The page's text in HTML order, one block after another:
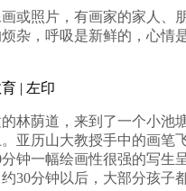
或照片，有画家的家人
杂，呼吸是新鲜的，心
荫道，来到了一个小
亚历山大教授手中的画
钟一幅绘画性很强的写
分钟以后，大部分孩